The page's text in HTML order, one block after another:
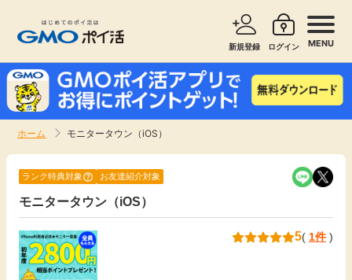
新規登録 ログイン MENU
ホーム モニタータウン（iOS）
新着
高還元
サービスで探す ショッピングで探す
無料サービス
エンタメ
ランク特典対象 お友達紹介対象
モニタータウン（iOS）
5( 1件)